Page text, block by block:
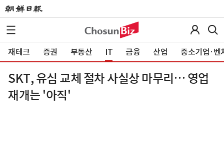
재테크 증권 부동산 IT 금융 산업 중소기업·벤
SKT, 유심 교체 절차 사실상 마무리… 영업
재개는 '아직'